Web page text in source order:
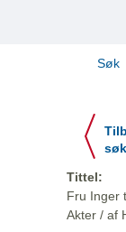
Søk
Tittel:
Fru Inger
Akter / af